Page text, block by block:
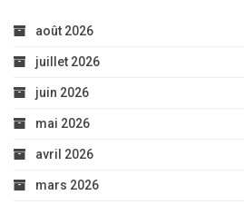
août 2026
juillet 2026
juin 2026
mai 2026
avril 2026
mars 2026